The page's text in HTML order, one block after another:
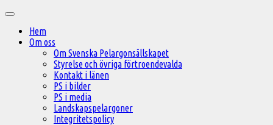
innehåll
Huvudmeny
Hem
Om oss
Om Svenska Pelargonsällskapet
Styrelse och övriga förtroendevalda
Kontakt i länen
PS i bilder
PS i media
Landskapspelargoner
Integritetspolicy